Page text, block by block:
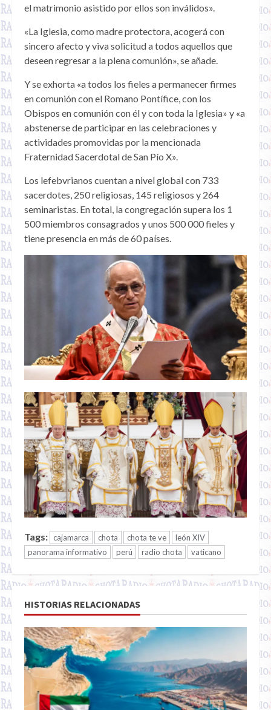
el matrimonio asistido por ellos son inválidos».
«La Iglesia, como madre protectora, acogerá con
sincero afecto y viva solicitud a todos aquellos que
deseen regresar a la plena comunión», se añade.
Y se exhorta «a todos los fieles a permanecer firmes
en comunión con el Romano Pontífice, con los
Obispos en comunión con él y con toda la Iglesia» y «a
abstenerse de participar en las celebraciones y
actividades promovidas por la mencionada
Fraternidad Sacerdotal de San Pío X».
Los lefebvrianos cuentan a nivel global con 733
sacerdotes, 250 religiosas, 145 religiosos y 264
seminaristas. En total, la congregación supera los 1
500 miembros consagrados y unos 500 000 fieles y
tiene presencia en más de 60 países.
Tags: cajamarca chota chota te ve
león XIV
panorama informativo
perú radio chota vaticano
HISTORIAS RELACIONADAS